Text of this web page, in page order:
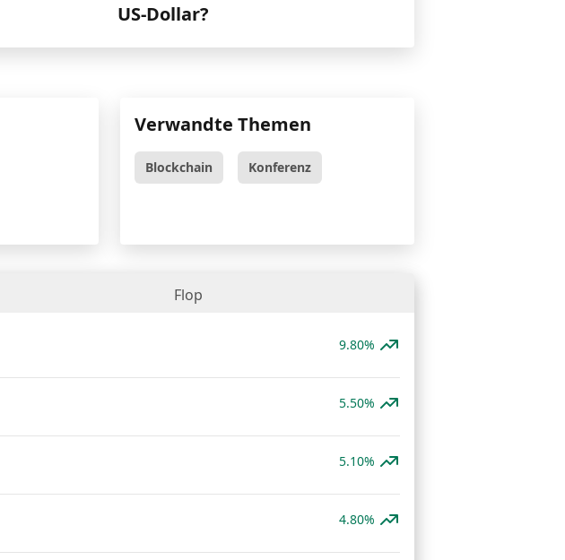
US-Dollar?
Verwandte Themen
Blockchain Konferenz
Flop
9.80%
5.50%
5.10%
4.80%